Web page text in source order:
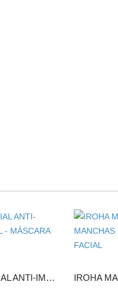
IROHA MASCARA FACIAL ANTI-IMPERFEICOES